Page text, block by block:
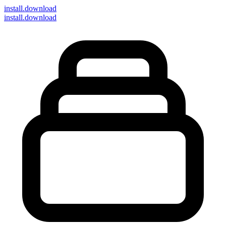
install.download
install.download